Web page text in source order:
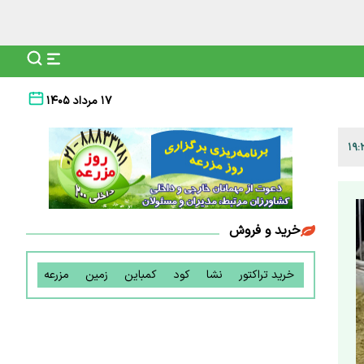
۱۷ مرداد ۱۴۰۵
خرید و فروش
خرید تراکتور نشا کود کمباین زمین مزرعه